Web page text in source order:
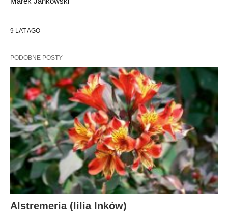
9 LAT AGO
PODOBNE POSTY
Alstremeria (lilia Inków)